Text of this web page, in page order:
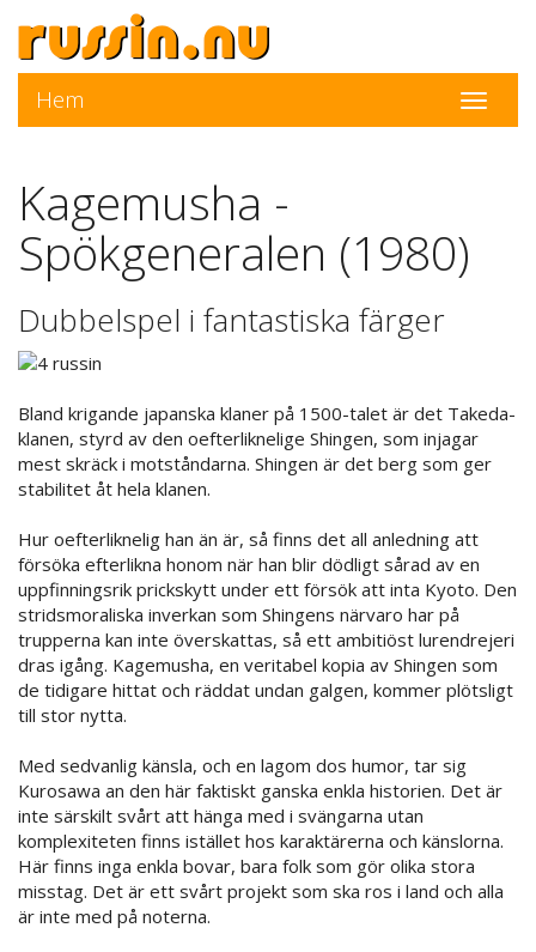
Toggle
Hem
Kagemusha -
Spökgeneralen (1980)
Dubbelspel i fantastiska färger
Bland krigande japanska klaner på 1500-talet är det Takeda-
klanen, styrd av den oefterliknelige Shingen, som injagar
mest skräck i motståndarna. Shingen är det berg som ger
stabilitet åt hela klanen.
Hur oefterliknelig han än är, så finns det all anledning att
försöka efterlikna honom när han blir dödligt sårad av en
uppfinningsrik prickskytt under ett försök att inta Kyoto. Den
stridsmoraliska inverkan som Shingens närvaro har på
trupperna kan inte överskattas, så ett ambitiöst lurendrejeri
dras igång. Kagemusha, en veritabel kopia av Shingen som
de tidigare hittat och räddat undan galgen, kommer plötsligt
till stor nytta.
Med sedvanlig känsla, och en lagom dos humor, tar sig
Kurosawa an den här faktiskt ganska enkla historien. Det är
inte särskilt svårt att hänga med i svängarna utan
komplexiteten finns istället hos karaktärerna och känslorna.
Här finns inga enkla bovar, bara folk som gör olika stora
misstag. Det är ett svårt projekt som ska ros i land och alla
är inte med på noterna.